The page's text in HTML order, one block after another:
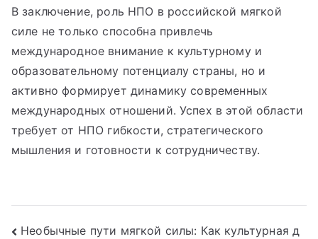
В заключение, роль НПО в российской мягкой
силе не только способна привлечь
международное внимание к культурному и
образовательному потенциалу страны, но и
активно формирует динамику современных
международных отношений. Успех в этой области
требует от НПО гибкости, стратегического
мышления и готовности к сотрудничеству.
Необычные пути мягкой силы: Как культурная д